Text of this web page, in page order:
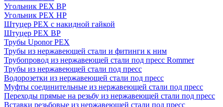
Угольник PEX ВР
Угольник PEX НР
Штуцер PEX c накидной гайкой
Штуцер PEX ВР
Трубы Uponor PEX
Трубы из нержавеющей стали и фитинги к ним
Трубопровод из нержавеющей стали под пресс Rommer
Трубы из нержавеющей стали под пресс
Водорозетки из нержавеющей стали под пресс
Муфты соединительные из нержавеющей стали под пресс
Переходы прямые на резьбу из нержавеющей стали под пресс
Вставки резьбовые из нержавеющей стали под пресс